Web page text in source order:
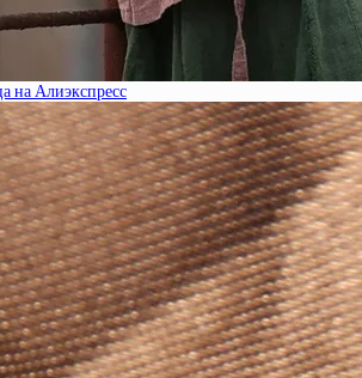
на Алиэкспресс